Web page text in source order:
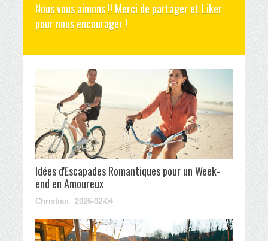
Nous vous aimons !! Merci de partager et Liker
pour nous encourager !
Idées d'Escapades Romantiques pour un Week-
end en Amoureux
Christian 2026-02-04